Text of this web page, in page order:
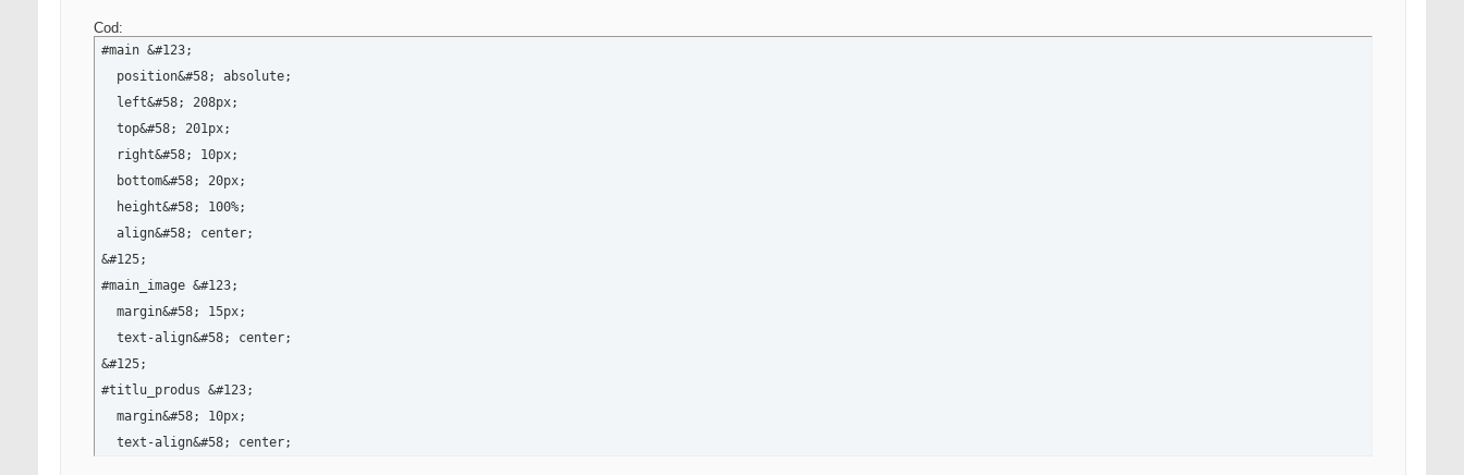
Cod:
#main &#123;
  position&#58; absolute;
  left&#58; 208px;
  top&#58; 201px;
  right&#58; 10px;
  bottom&#58; 20px;
  height&#58; 100%;
  align&#58; center;
&#125;
#main_image &#123;
  margin&#58; 15px;
  text-align&#58; center;
&#125;
#titlu_produs &#123;
  margin&#58; 10px;
  text-align&#58; center;